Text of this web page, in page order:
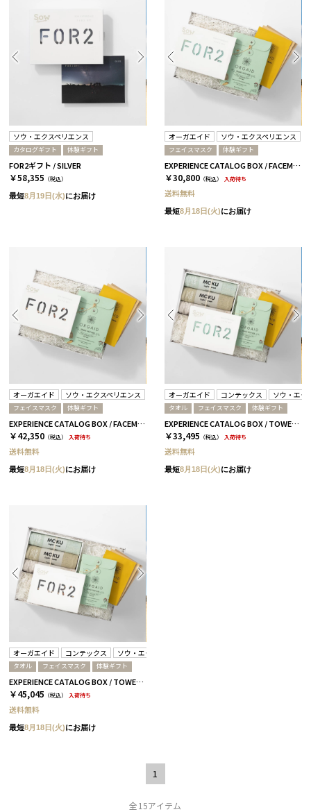
ソウ・エクスペリエンス
カタログギフト 体験ギフト
FOR2ギフト / SILVER
￥58,355 （税込）
最短8月19日(水)にお届け
オーガエイド ソウ・エクスペリエンス
フェイスマスク 体験ギフト
EXPERIENCE CATALOG BOX / FACEMASK / 全3種 RED
￥30,800 （税込） 入荷待ち
送料無料
最短8月18日(火)にお届け
オーガエイド ソウ・エクスペリエンス
フェイスマスク 体験ギフト
EXPERIENCE CATALOG BOX / FACEMASK / 全3種 BROWN
￥42,350 （税込） 入荷待ち
送料無料
最短8月18日(火)にお届け
オーガエイド コンテックス ソウ・エク
タオル フェイスマスク 体験ギフト
EXPERIENCE CATALOG BOX / TOWEL & FACEMASK / 全3種 RED
￥33,495 （税込） 入荷待ち
送料無料
最短8月18日(火)にお届け
オーガエイド コンテックス ソウ・エクスペリエンス
タオル フェイスマスク 体験ギフト
EXPERIENCE CATALOG BOX / TOWEL & FACEMASK / 全3種 BROWN
￥45,045 （税込） 入荷待ち
送料無料
最短8月18日(火)にお届け
1
全15アイテム